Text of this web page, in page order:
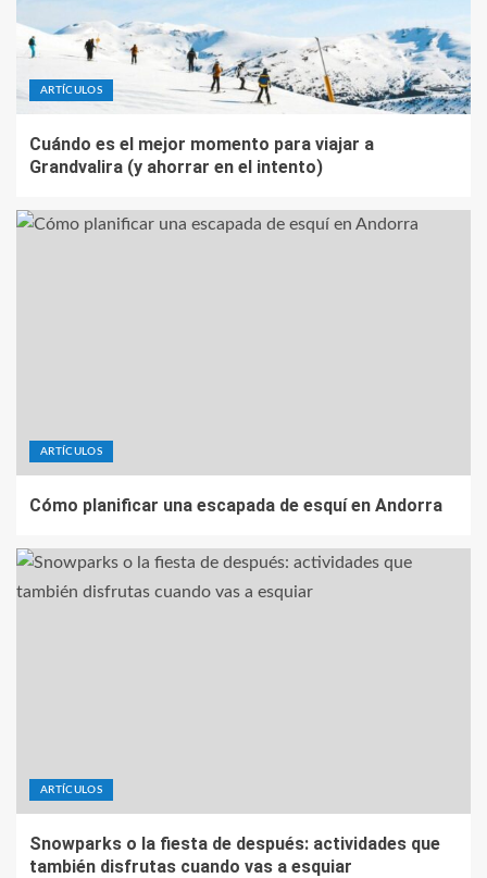
ARTÍCULOS
Cuándo es el mejor momento para viajar a
Grandvalira (y ahorrar en el intento)
ARTÍCULOS
Cómo planificar una escapada de esquí en Andorra
ARTÍCULOS
Snowparks o la fiesta de después: actividades que
también disfrutas cuando vas a esquiar